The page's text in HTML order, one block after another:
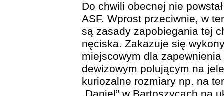
Do chwili obecnej nie
ASF. Wprost przeciwnie, w
są zasady zapobiegania tej
nęciska. Zakazuje się
miejscowym dla
dewizowym polującym na
kuriozalne rozmiary np. na